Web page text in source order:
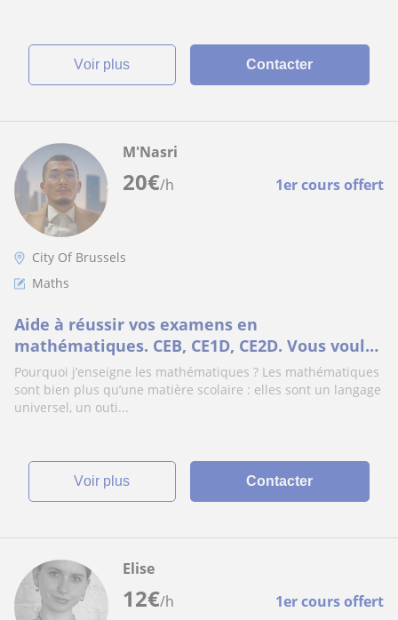
voir plus Contacter
20€/h 1er cours offert
M'Nasri
City Of Brussels
Maths
Aide à réussir vos examens en
mathématiques. CEB, CE1D, CE2D. Vous voulez
avoir un le niveau requis? Contactez moi
Pourquoi j’enseigne les mathématiques ? Les mathématiques
sont bien plus qu’une matière scolaire : elles sont un langage
universel, un outi...
voir plus Contacter
12€/h 1er cours offert
Elise